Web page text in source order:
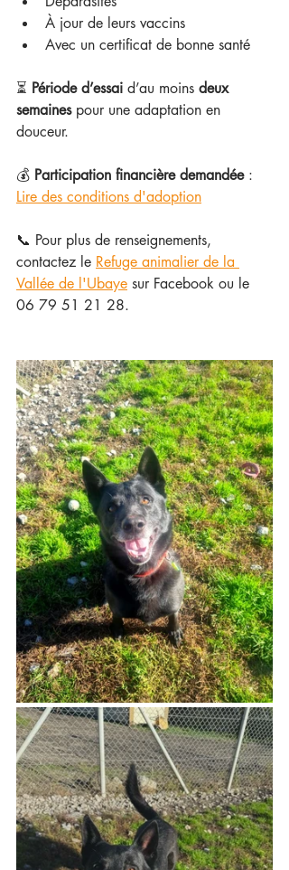
À jour de leurs vaccins
Avec un certificat de bonne santé
⏳ Période d’essai d’au moins deux
semaines pour une adaptation en
douceur.
💰 Participation financière demandée :
Lire des conditions d'adoption
📞 Pour plus de renseignements,
contactez le Refuge animalier de la
Vallée de l'Ubaye sur Facebook ou le
06 79 51 21 28.